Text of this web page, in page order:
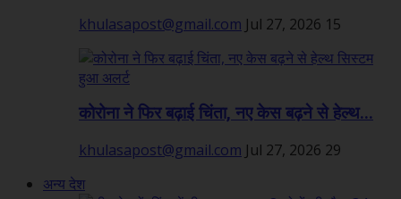
khulasapost@gmail.com Jul 27, 2026 15
कोरोना ने फिर बढ़ाई चिंता, नए केस बढ़ने से हेल्थ...
khulasapost@gmail.com Jul 27, 2026 29
अन्य देश